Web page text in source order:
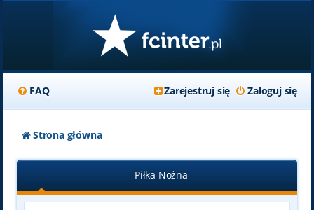
FAQ Zaloguj się
Zarejestruj się
Strona główna
Piłka Nożna